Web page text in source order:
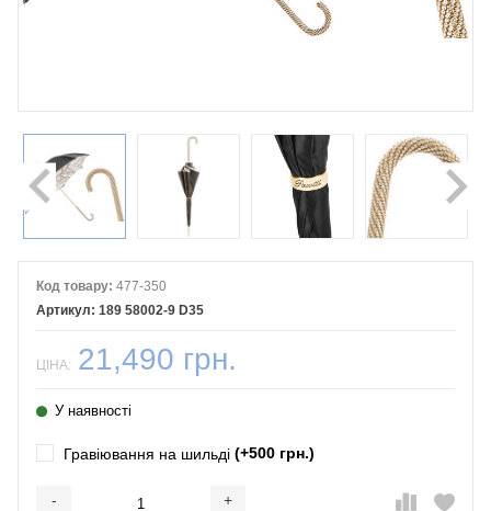
Код товару: 477-350
189 58002-9 D35
ЦІНА: 21,490 грн.
У наявності
Гравіювання на шильді (+500 грн.)
- +